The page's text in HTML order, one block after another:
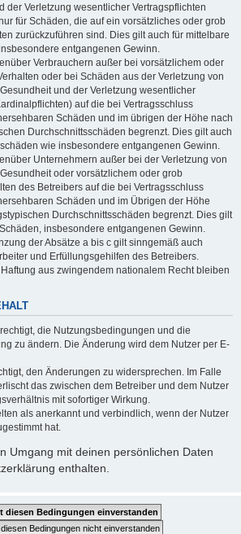
der Verletzung wesentlicher Vertragspflichten
für Schäden, die auf ein vorsätzliches oder grob
zurückzuführen sind. Dies gilt auch für mittelbare
entgangenen Gewinn.
Verbrauchern außer bei vorsätzlichem oder
oder bei Schäden aus der Verletzung von
und der Verletzung wesentlicher
auf die bei Vertragsschluss
Schäden und im übrigen der Höhe nach
Durchschnittsschäden begrenzt. Dies gilt auch
wie insbesondere entgangenen Gewinn.
Unternehmern außer bei der Verletzung von
oder vorsätzlichem oder grob
des Betreibers auf die bei Vertragsschluss
Schäden und im Übrigen der Höhe
Durchschnittsschäden begrenzt. Dies gilt
insbesondere entgangenen Gewinn.
der Absätze a bis c gilt sinngemäß auch
und Erfüllungsgehilfen des Betreibers.
aus zwingendem nationalem Recht bleiben
die Nutzungsbedingungen und die
zu ändern. Die Änderung wird dem Nutzer per E-
den Änderungen zu widersprechen. Im Falle
das zwischen dem Betreiber und dem Nutzer
mit sofortiger Wirkung.
als anerkannt und verbindlich, wenn der Nutzer
hat.
Umgang mit deinen persönlichen Daten
enthalten.